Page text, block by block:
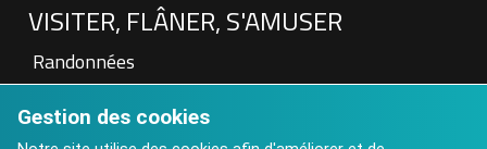
VISITER, FLÂNER, S'AMUSER
Randonnées
Patrimoine
Visite à la Ferme
Gestion des cookies